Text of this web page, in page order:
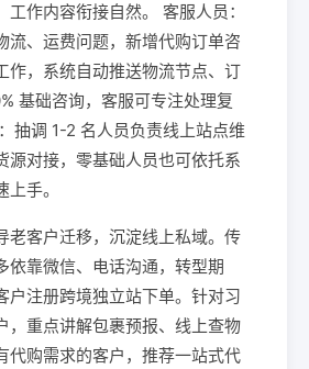
作内容衔接自然。 客服人员：
流、运费问题，新增代购订单咨
作，系统自动推送物流节点、订
基础咨询，客服可专注处理复
抽调 1-2 名人员负责线上站点维
源对接，零基础人员也可依托系
手。
老客户迁移，沉淀线上私域。传
依靠微信、电话沟通，转型期
户注册跨境独立站下单。针对习
，重点讲解包裹预报、线上查物
代购需求的客户，推荐一站式代